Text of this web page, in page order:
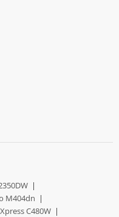
|
M404dn |
C480W |